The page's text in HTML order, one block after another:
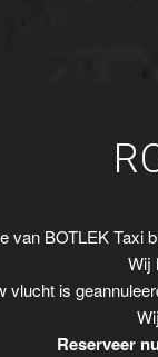
van BOTLEK Taxi
Wij
vlucht is
Reserveer